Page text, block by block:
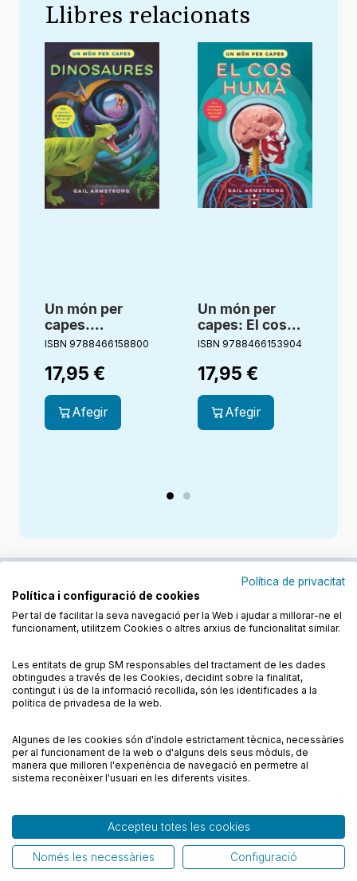
Llibres relacionats
Un món per
capes.
Dinosaures
ISBN 9788466158800
17,95 €
Afegir
Un món per
capes: El cos
humà
ISBN 9788466153904
17,95 €
Afegir
Descobreix els llibres a les llengües cooficials
Condicions de compra
Condicions d’ús
Política de cookies
Política de privadesa
FAQs
Contacte
© CESMA/PPC – Tots els drets reservats
Política de privacitat
Política i configuració de cookies
Per tal de facilitar la seva navegació per la Web i ajudar a millorar-ne el
funcionament, utilitzem Cookies o altres arxius de funcionalitat similar.
Les entitats de grup SM responsables del tractament de les dades
obtingudes a través de les Cookies, decidint sobre la finalitat,
contingut i ús de la informació recollida, són les identificades a la
política de privadesa de la web.
Algunes de les cookies són d'índole estrictament tècnica, necessàries
per al funcionament de la web o d'alguns dels seus mòduls, de
manera que milloren l'experiència de navegació en permetre al
sistema reconèixer l'usuari en les diferents visites.
Accepteu totes les cookies
Només les necessàries Configuració